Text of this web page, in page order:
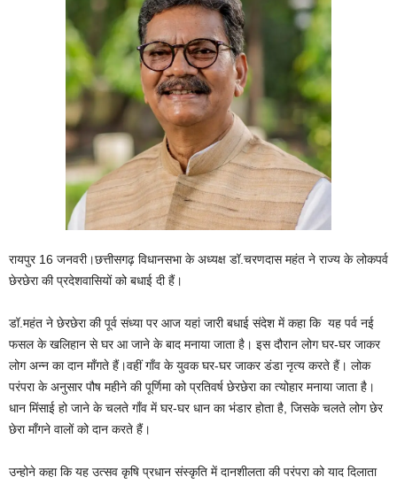
रायपुर 16 जनवरी।छत्तीसगढ़ विधानसभा के अध्यक्ष डॉ.चरणदास महंत ने राज्य के लोकपर्व
छेरछेरा की प्रदेशवासियों को बधाई दी हैं।
डॉ.महंत ने छेरछेरा की पूर्व संध्या पर आज यहां जारी बधाई संदेश में कहा कि यह पर्व नई
फसल के खलिहान से घर आ जाने के बाद मनाया जाता है। इस दौरान लोग घर-घर जाकर
लोग अन्न का दान माँगते हैं।वहीं गाँव के युवक घर-घर जाकर डंडा नृत्य करते हैं। लोक
परंपरा के अनुसार पौष महीने की पूर्णिमा को प्रतिवर्ष छेरछेरा का त्योहार मनाया जाता है।
धान मिंसाई हो जाने के चलते गाँव में घर-घर धान का भंडार होता है, जिसके चलते लोग छेर
छेरा माँगने वालों को दान करते हैं।
उन्होने कहा कि यह उत्सव कृषि प्रधान संस्कृति में दानशीलता की परंपरा को याद दिलाता